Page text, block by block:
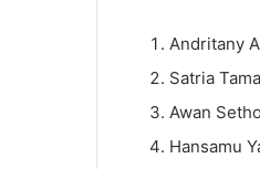
Andritany
Satria
Awan
Hansamu